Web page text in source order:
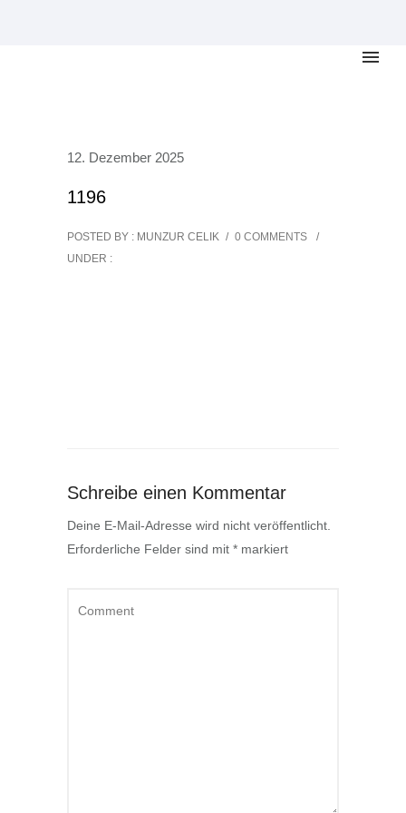
12. Dezember 2025
1196
POSTED BY : MUNZUR CELIK / 0 COMMENTS
/
UNDER :
Schreibe einen Kommentar
Deine E-Mail-Adresse wird nicht veröffentlicht.
Erforderliche Felder sind mit * markiert